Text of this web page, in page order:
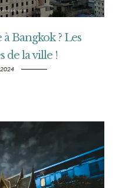
Bangkok ? Les
de la ville !
2024